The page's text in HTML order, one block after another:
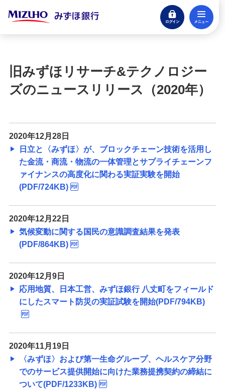
ログイン
閉じる
口座開設
来店不要・スマホで完結
クレジットカード・デビット
ローン
住宅ローン・カードローン
貯める・増やす
預金・NISA・資産運用
備える
相続・保険
生涯学習
お客さまサポート
困ったときは・よくあるご質問
みずほ銀行について
旧みずほリサーチ&テクノロジー
ズのニュースリリース（2020年）
2020年12月28日
日立と〈みずほ〉が、ブロックチェーン技術を活用し
た金流・商流・物流の一体管理とサプライチェーンフ
ァイナンスの高度化に関わる実証実験を開始
(PDF/724KB)
2020年12月22日
気候変動に関する国民の意識調査結果を発表
(PDF/864KB)
2020年12月9日
応用地質、日本工営、みずほ銀行 八丈町をフィールド
にしたスマート防災の実証試験を開始(PDF/794KB)
2020年11月19日
〈みずほ〉および第一生命グループ、ヘルスケア分野
でのサービス提供開始に向けた業務提携契約の締結に
ついて(PDF/1233KB)